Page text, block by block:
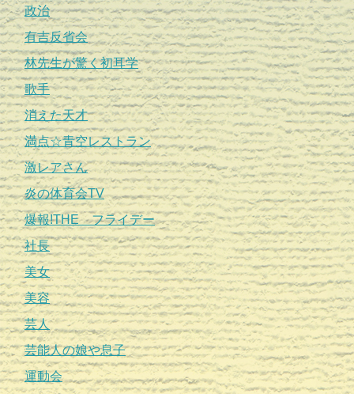
政治
有吉反省会
林先生が驚く初耳学
歌手
消えた天才
満点☆青空レストラン
激レアさん
炎の体育会TV
爆報!THE フライデー
社長
美女
美容
芸人
芸能人の娘や息子
運動会